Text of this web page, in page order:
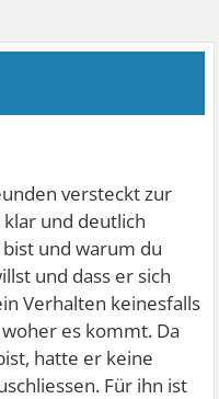
versteckt zur
und deutlich
und warum du
und dass er sich
Verhalten keinesfalls
es kommt. Da
hatte er keine
Für ihn ist